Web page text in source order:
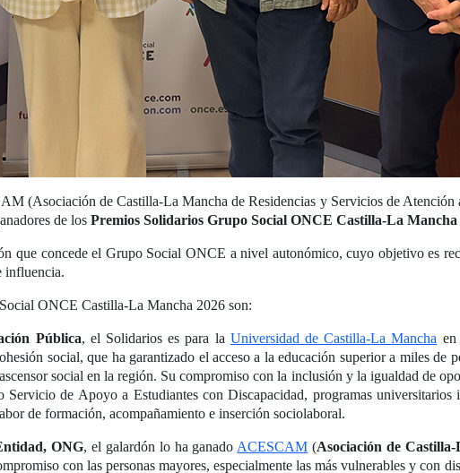
(Asociación de Castilla-La Mancha de Residencias y Servicios de Atención
de los Premios Solidarios Grupo Social ONCE Castilla-La Mancha
que concede el Grupo Social ONCE a nivel autonómico, cuyo objetivo es
influencia.
ONCE Castilla-La Mancha 2026 son:
Pública, el Solidarios es para la Universidad de Castilla-La Mancha
social, que ha garantizado el acceso a la educación superior a miles de
social en la región. Su compromiso con la inclusión y la igualdad de
de Apoyo a Estudiantes con Discapacidad, programas
de formación, acompañamiento e inserción sociolaboral.
ONG, el galardón lo ha ganado ACESCAM (Asociación de
con las personas mayores, especialmente las más vulnerables y con